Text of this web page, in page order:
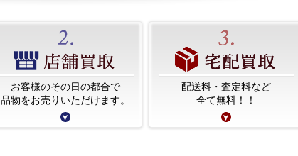
お客様のその日の都合で
品物をお売りいただけます。
配送料・査定料など
全て無料！！